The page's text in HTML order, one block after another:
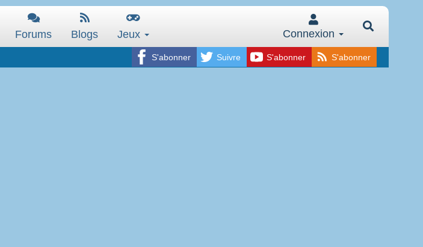
Forums Blogs Jeux Connexion
S'abonner Suivre S'abonner S'abonner